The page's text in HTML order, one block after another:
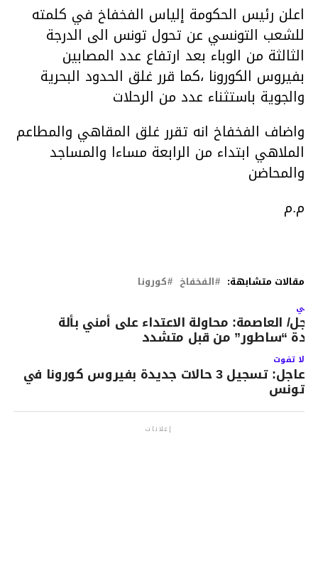
اعلن رئيس الحكومة إلياس الفخفاخ في كلمته
للشعب التونسي عن تحول تونس الى الدرجة
الثالثة من الوباء بعد ارتفاع عدد المصابين
بفيروس الكورونا ،كما قرر غلق الحدود البحرية
والجوية باستثناء عدد من الرحلات
واضاف الفخفاخ انه تقرر غلق المقاهي والمطاعم
الملاهي ابتداء من الرابعة مساءا والمساجد
والمحاضن
م.م
مقالات متشابهة: الفخفاخ كورونا
العاصمة: محاولة الاعتداء على أمني بألة
“ساطور” من قبل متشدد
لا تفوت
عاجل: تسجيل 3 حالات جديدة بفيروس كورونا في
تونس
إعلانات